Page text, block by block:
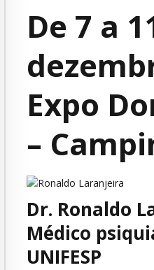
De 7 a
Expo
–
Dr. Ronaldo
Médico
UNIFESP